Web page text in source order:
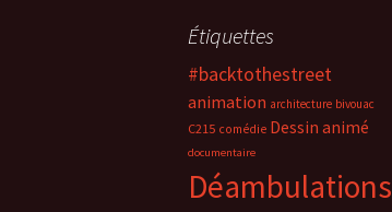
Étiquettes
#backtothestreet
animation architecture bivouac
C215 comédie Dessin animé
documentaire
Déambulations